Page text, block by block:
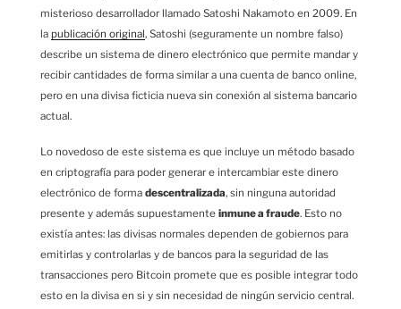
misterioso desarrollador llamado Satoshi Nakamoto en 2009. En
la publicación original, Satoshi (seguramente un nombre falso)
describe un sistema de dinero electrónico que permite mandar y
recibir cantidades de forma similar a una cuenta de banco online,
pero en una divisa ficticia nueva sin conexión al sistema bancario
actual.
Lo novedoso de este sistema es que incluye un método basado
en criptografía para poder generar e intercambiar este dinero
electrónico de forma descentralizada, sin ninguna autoridad
presente y además supuestamente inmune a fraude. Esto no
existía antes: las divisas normales dependen de gobiernos para
emitirlas y controlarlas y de bancos para la seguridad de las
transacciones pero Bitcoin promete que es posible integrar todo
esto en la divisa en si y sin necesidad de ningún servicio central.